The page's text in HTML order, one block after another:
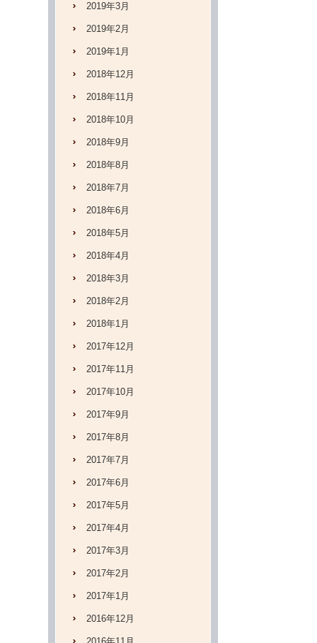
2019年3月
2019年2月
2019年1月
2018年12月
2018年11月
2018年10月
2018年9月
2018年8月
2018年7月
2018年6月
2018年5月
2018年4月
2018年3月
2018年2月
2018年1月
2017年12月
2017年11月
2017年10月
2017年9月
2017年8月
2017年7月
2017年6月
2017年5月
2017年4月
2017年3月
2017年2月
2017年1月
2016年12月